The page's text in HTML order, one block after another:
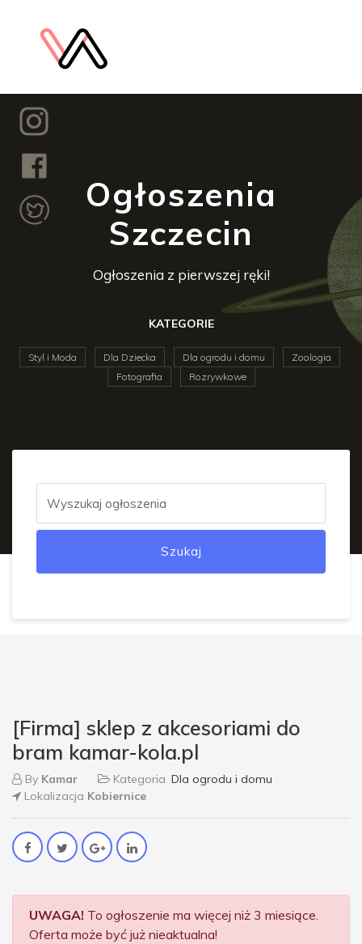
Ogłoszenia
Szczecin
Ogłoszenia z pierwszej ręki!
KATEGORIE
Styl i Moda Dla Dziecka Dla ogrodu i domu
Zoologia
Fotografia
Rozrywkowe
Szukaj
[Firma] sklep z akcesoriami do
bram kamar-kola.pl
By Kamar Kategoria Dla ogrodu i domu
Lokalizacja Kobiernice
UWAGA! To ogłoszenie ma więcej niż 3 miesiące.
Oferta może być już nieaktualna!